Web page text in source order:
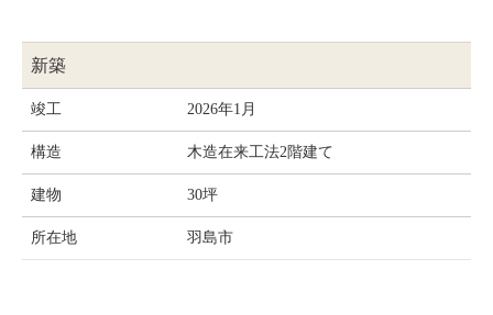
新築
竣工 2026年1月
構造 木造在来工法2階建て
建物 30坪
所在地 羽島市